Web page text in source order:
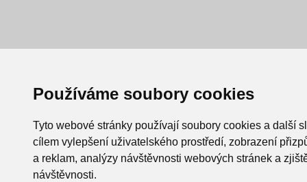
Používáme soubory cookies
Tyto webové stránky používají soubory cookies a další
cílem vylepšení uživatelského prostředí, zobrazení
a reklam, analýzy návštěvnosti webových stránek a
návštěvnosti.